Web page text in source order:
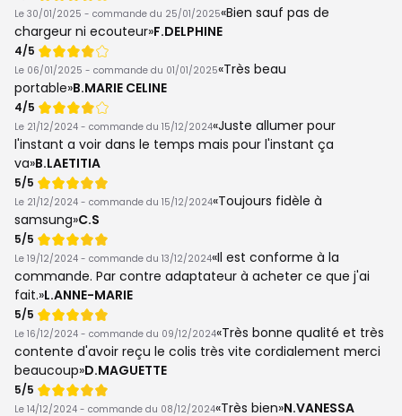
de
Le 30/01/2025 - commande du 25/01/2025 Bien sauf pas de
chargeur ni ecouteur F.DELPHINE
Note
de
4/5
Le 06/01/2025 - commande du 01/01/2025 Très beau
portable B.MARIE CELINE
Note
de
4/5
Le 21/12/2024 - commande du 15/12/2024 Juste allumer pour
l'instant a voir dans le temps mais pour l'instant ça
va B.LAETITIA
Note
de
5/5
Le 21/12/2024 - commande du 15/12/2024 Toujours fidèle à
samsung C.S
Note
de
5/5
Le 19/12/2024 - commande du 13/12/2024 Il est conforme à la
commande. Par contre adaptateur à acheter ce que j'ai
fait. L.ANNE-MARIE
Note
de
5/5
Le 16/12/2024 - commande du 09/12/2024 Très bonne qualité et très
contente d'avoir reçu le colis très vite cordialement merci
beaucoup D.MAGUETTE
Note
de
5/5
Le 14/12/2024 - commande du 08/12/2024 Très bien N.VANESSA